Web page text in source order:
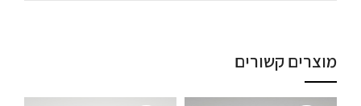
מוצרים קשורים